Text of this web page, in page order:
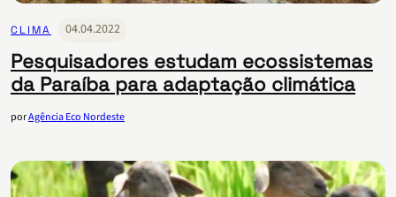
CLIMA 04.04.2022
Pesquisadores estudam ecossistemas
da Paraíba para adaptação climática
porAgência Eco Nordeste